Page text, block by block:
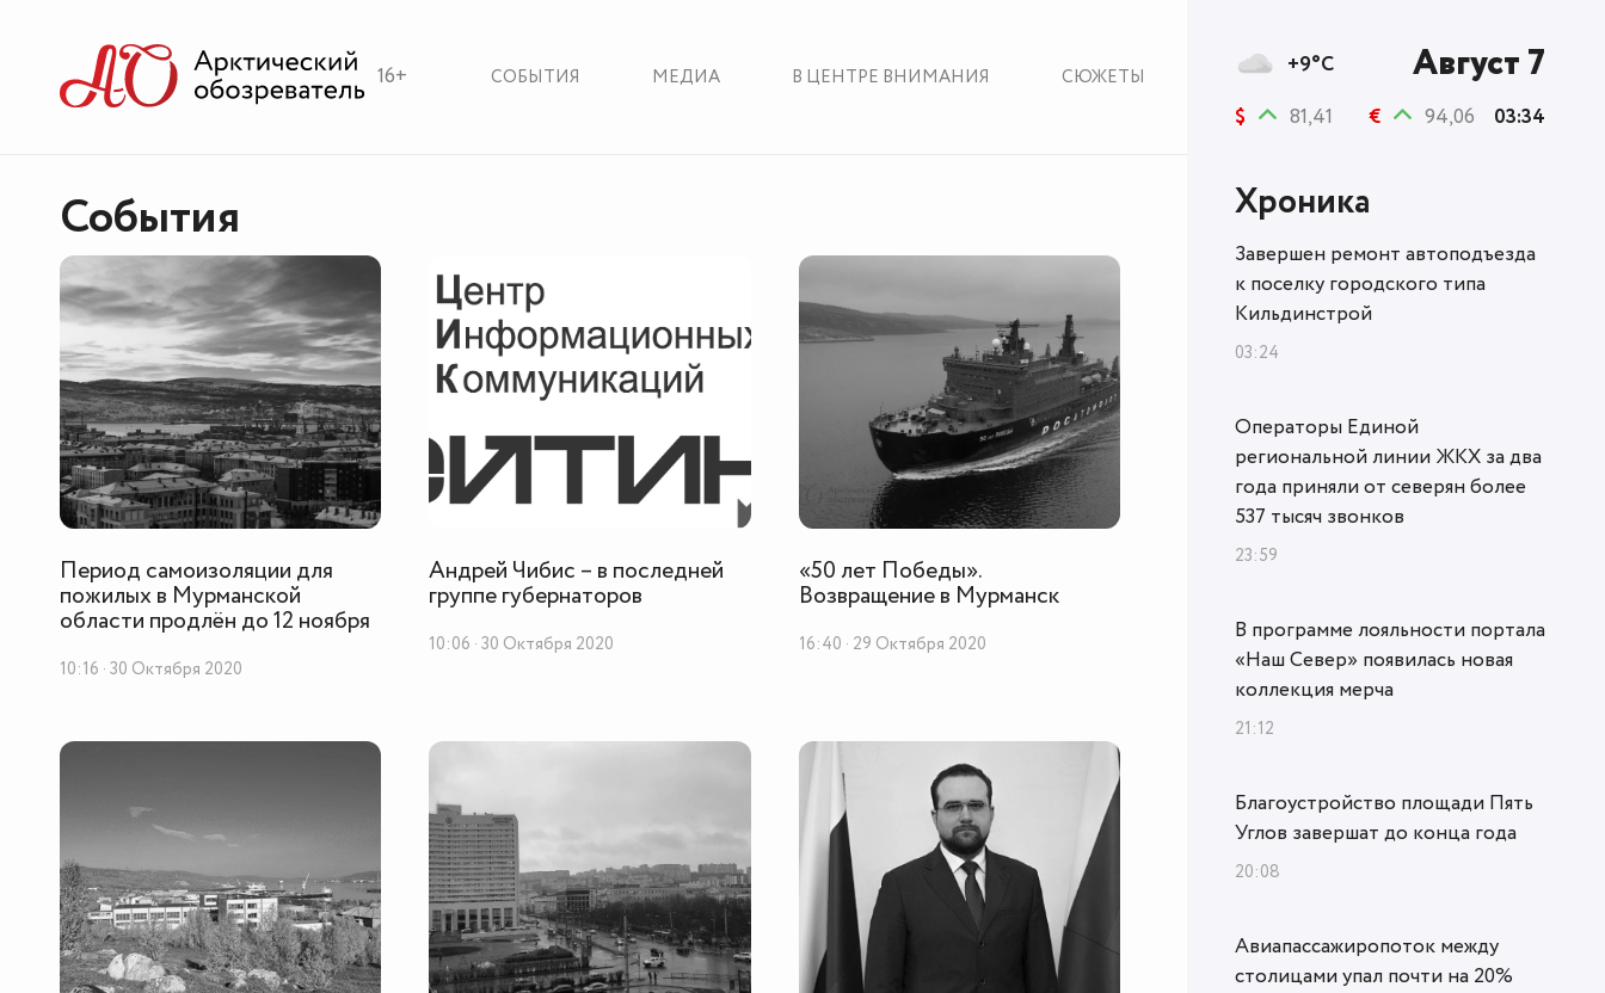
16+ СОБЫТИЯ МЕДИА В ЦЕНТРЕ ВНИМАНИЯ СЮЖЕТЫ
События
Период самоизоляции для
пожилых в Мурманской
области продлён до 12 ноября
10:16 · 30 Октября 2020
Андрей Чибис – в последней
группе губернаторов
10:06 · 30 Октября 2020
«50 лет Победы».
Возвращение в Мурманск
16:40 · 29 Октября 2020
+9°C Август 7
$ 81,41 € 94,06 03:34
Хроника
Завершен ремонт автоподъезда
к поселку городского типа
Кильдинстрой
03:24
Операторы Единой
региональной линии ЖКХ за два
года приняли от северян более
537 тысяч звонков
23:59
В программе лояльности портала
«Наш Север» появилась новая
коллекция мерча
21:12
Благоустройство площади Пять
Углов завершат до конца года
20:08
Авиапассажиропоток между
столицами упал почти на 20%